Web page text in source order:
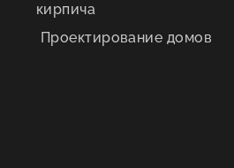
кирпича
Проектирование домов